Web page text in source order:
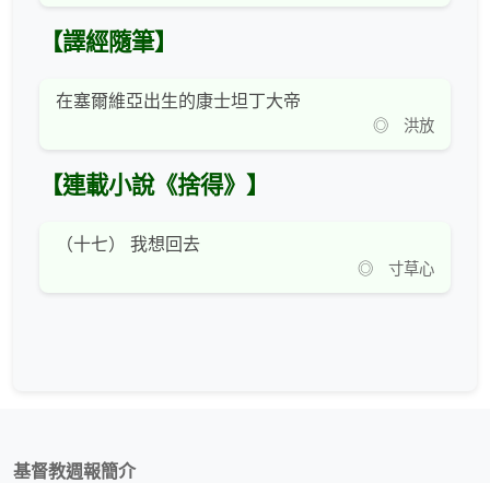
【譯經隨筆】
在塞爾維亞出生的康士坦丁大帝
◎ 洪放
【連載小說《捨得》】
（十七） 我想回去
◎ 寸草心
基督教週報簡介